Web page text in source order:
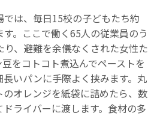
は、毎日15校の子どもたち約
。ここで働く65人の従業員のう
、避難を余儀なくされた女性た
をコトコト煮込んでペーストを
いパンに手際よく挟みます。丸
オレンジを紙袋に詰めたら、数
ライバーに渡します。食材の多